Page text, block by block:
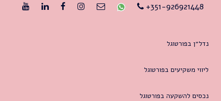
351-926921448+
נדל״ן בפורטוגל
ליווי משקיעים בפורטוגל
נכסים להשקעה בפורטוגל